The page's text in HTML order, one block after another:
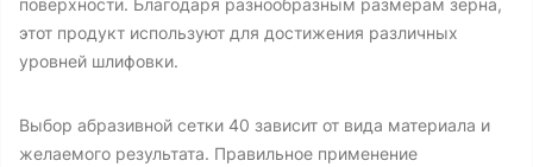
поверхности. Благодаря разнообразным размерам зерна,
этот продукт используют для достижения различных
уровней шлифовки.
Выбор абразивной сетки 40 зависит от вида материала и
желаемого результата. Правильное применение